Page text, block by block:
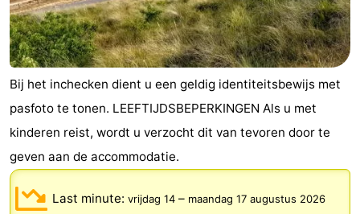
-
Schiermonnikoog
-
Vlieland
-
Texel
Weer
Contact
Bij het inchecken dient u een geldig identiteitsbewijs met
pasfoto te tonen. LEEFTIJDSBEPERKINGEN Als u met
kinderen reist, wordt u verzocht dit van tevoren door te
geven aan de accommodatie.
Last minute: vrijdag 14 – maandag 17 augustus 2026